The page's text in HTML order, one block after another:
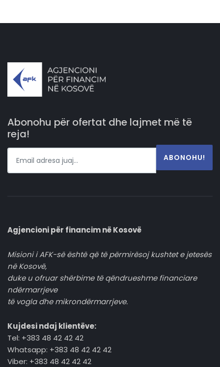
Abonohu për ofertat dhe lajmet më të
reja!
ABONOHU!
Agjencioni për financim në Kosovë
Misioni i AFK-së është që të përmirësoj kushtet e jetesës
në Kosovë,
duke u ofruar shërbime të qëndrueshme financiare
ndërmarrjeve
të vogla dhe mikrondërmarrjeve.
Kujdesi ndaj klientëve:
Tel: +383 48 42 42 42
Whatsapp: +383 48 42 42 42
Viber: +383 48 42 42 42